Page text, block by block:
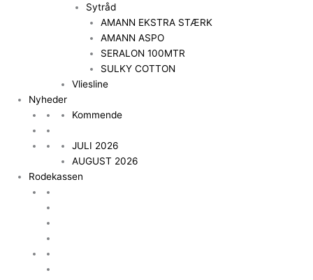
Sytråd
AMANN EKSTRA STÆRK
AMANN ASPO
SERALON 100MTR
SULKY COTTON
Vliesline
Nyheder
Kommende
JULI 2026
AUGUST 2026
Rodekassen